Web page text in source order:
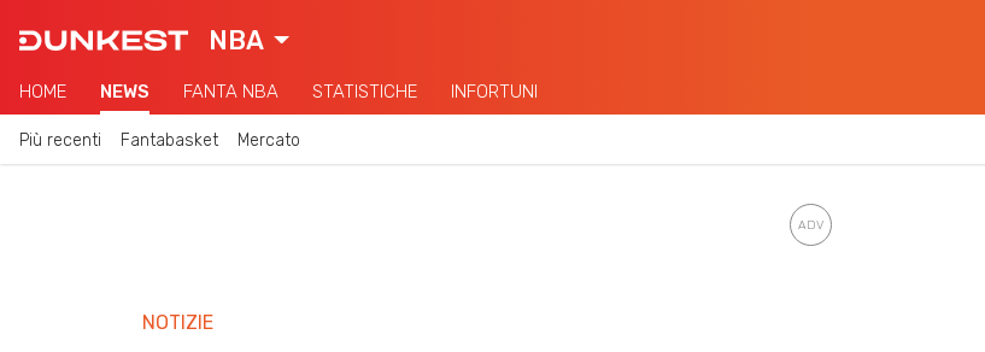
NBA
HOME NEWS FANTA NBA STATISTICHE INFORTUNI
Più recenti Fantabasket Mercato
NOTIZIE